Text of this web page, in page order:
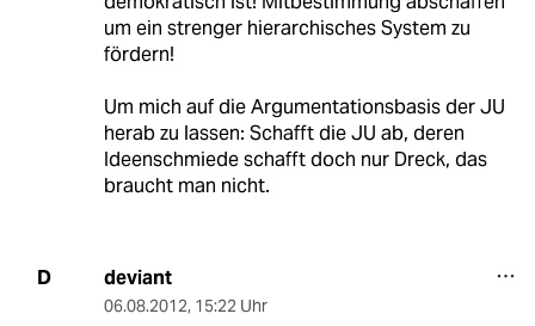
um ein strenger hierarchisches System zu
fördern!
Um mich auf die Argumentationsbasis der JU
herab zu lassen: Schafft die JU ab, deren
Ideenschmiede schafft doch nur Dreck, das
braucht man nicht.
D deviant
06.08.2012, 15:22 Uhr